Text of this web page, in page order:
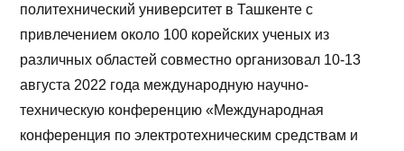
политехнический университет в Ташкенте с
привлечением около 100 корейских ученых из
различных областей совместно организовал 10-13
августа 2022 года международную научно-
техническую конференцию «Международная
конференция по электротехническим средствам и